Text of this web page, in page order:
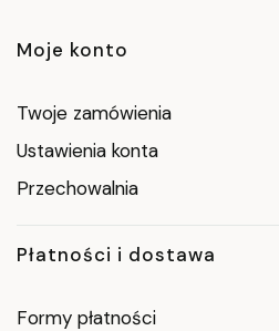
Linki w stopce
Moje konto
Twoje zamówienia
Ustawienia konta
Przechowalnia
Płatności i dostawa
Formy płatności